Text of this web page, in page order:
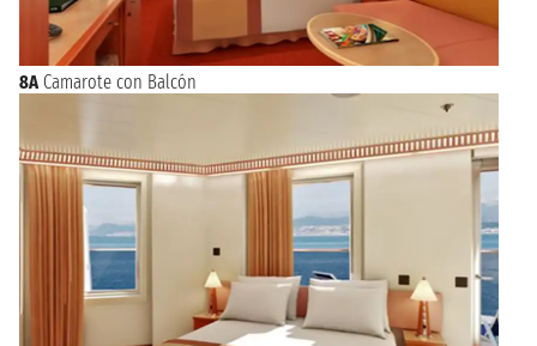
8A Camarote con Balcón